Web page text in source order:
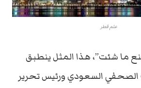
علم قطر
ما شئت”، هذا المثل ينطبق
الصحفي السعودي ورئيس تحرير